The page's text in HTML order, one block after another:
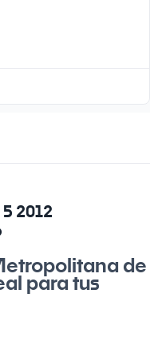
2012
de
para tus
funcionalidad? El